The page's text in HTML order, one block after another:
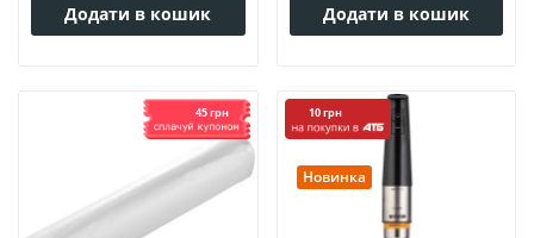
Додати в кошик Додати в кошик
45 грн 10 грн
Новинка